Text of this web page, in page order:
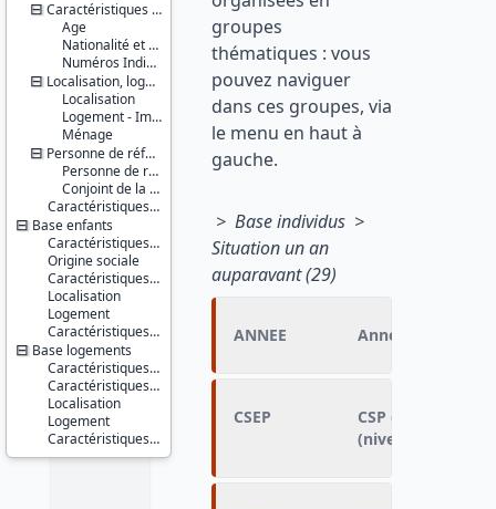
un emploi. De plus, les valeurs de la
variable IDENQ (identifiant
enquêteur anonymisé) ont été
modifiées suite à un changement
dans l'anonymisation des
identifiants. date : 2015-11-13
Caractéristiques personnelles
Age
Nationalité et pays de naissance
Numéros Individuels
Localisation, logement, ménage
Localisation
Logement - Immeuble
Ménage
Personne de référence du ménage et son conjoint
Personne de référence du ménage
Conjoint de la personne de référence du ménage
Caractéristiques d'enquête
Base enfants
Caractéristiques personnelles
Origine sociale
Caractéristiques du ménage
Localisation
Logement
Caractéristiques d'enquête
Base logements
Caractéristiques de la PRM
Caractéristiques du ménage
Localisation
Logement
Caractéristiques d'enquête
INSEE
Diffuseur :
Progedo-
Adisp
groupes
thématiques : vous
pouvez naviguer
dans ces groupes, via
le menu en haut à
gauche.
> Base individus >
Situation un an
auparavant (29)
ANNEE Année de
CSEP
CSP de l'emploi
(niveau détaillé)